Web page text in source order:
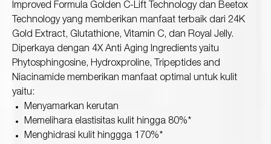
Protection
Wrinkles
Dull & Uneven Skin
Improved Formula Golden C-Lift Technology dan Beetox
Technology yang memberikan manfaat terbaik dari 24K
Gold Extract, Glutathione, Vitamin C, dan Royal Jelly.
Diperkaya dengan 4X Anti Aging Ingredients yaitu
Phytosphingosine, Hydroxproline, Tripeptides and
Niacinamide memberikan manfaat optimal untuk kulit
yaitu:
Menyamarkan kerutan
Memelihara elastisitas kulit hingga 80%*
Menghidrasi kulit hinggga 170%*